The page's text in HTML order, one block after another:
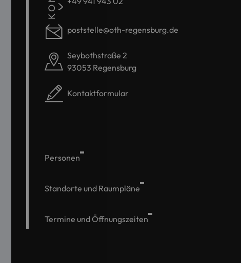
poststelle@oth-regensburg.de
Seybothstraße 2
93053 Regensburg
Kontaktformular
Personen
Standorte und Raumpläne
Termine und Öffnungszeiten